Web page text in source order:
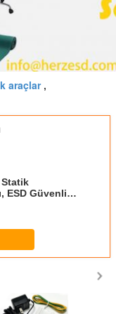
araçlar,
ESD Güvenli